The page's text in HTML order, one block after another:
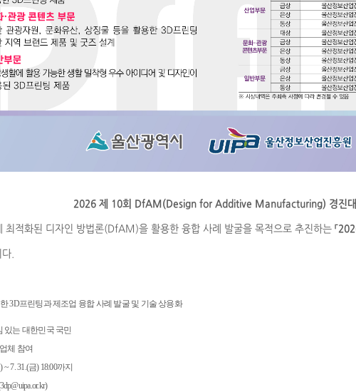
​2026 제 10회 DfAM(Design for Additive Manufacturing) 경진
최적화된 디자인 방법론(DfAM)을 활용한 융합 사례 발굴을 목적으로 추진하는 「
다.
3D프린팅과 제조업 융합 사례 발굴 및 기술 상용화
있는 대한민국 국민
참여
7. 31.(금) 18:00까지